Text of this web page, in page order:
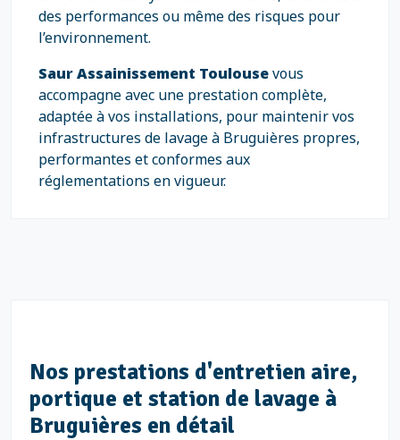
des performances ou même des risques pour
l’environnement.
Saur Assainissement Toulousevous
accompagne avec une prestation complète,
adaptée à vos installations, pour maintenir vos
infrastructures de lavage à Bruguières propres,
performantes et conformes aux
réglementations en vigueur.
Nos prestations d'entretien aire,
portique et station de lavage à
Bruguières en détail